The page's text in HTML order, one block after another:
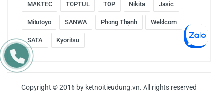
MAKTEC TOPTUL TOP Nikita Jasic
Mitutoyo SANWA Phong Thạnh Weldcom
SATA Kyoritsu
Copyright © 2016 by ketnoitieudung.vn. All rights reserved